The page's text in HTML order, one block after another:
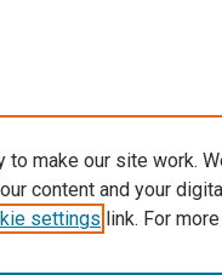
to make our site work.
content and your
settings link. For